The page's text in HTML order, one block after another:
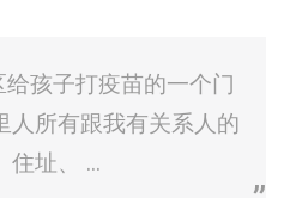
孩子打疫苗的一个门
人所有跟我有关系人的
住址、 ...